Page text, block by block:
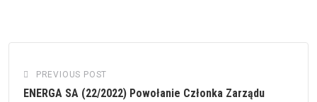
PREVIOUS POST
ENERGA SA (22/2022) Powołanie Członka Zarządu